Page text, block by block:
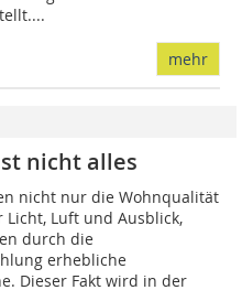
mehr
nicht alles
nicht nur die Wohnqualität
Luft und Ausblick,
durch die
erhebliche
Dieser Fakt wird in der